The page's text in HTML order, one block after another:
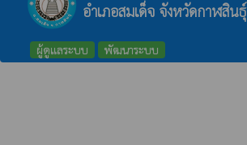
อำเภอสมเด็จ จังหวัดกาฬสินธุ์
ผู้ดูแลระบบ พัฒนาระบบ